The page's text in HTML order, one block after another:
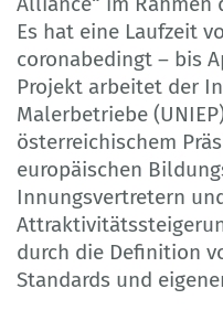
Es hat eine Laufzeit
coronabedingt – bis
Projekt arbeitet der
Malerbetriebe
österreichischem
europäischen
Innungsvertretern
durch die Definition
Standards und